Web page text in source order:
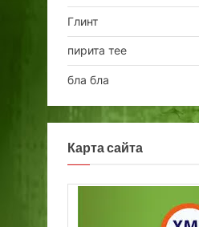
Глинт
пирита тее
бла бла
Карта сайта